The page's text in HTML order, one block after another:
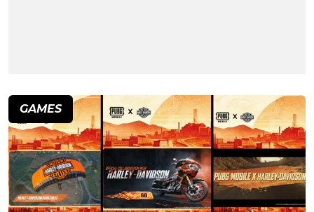
GAMES